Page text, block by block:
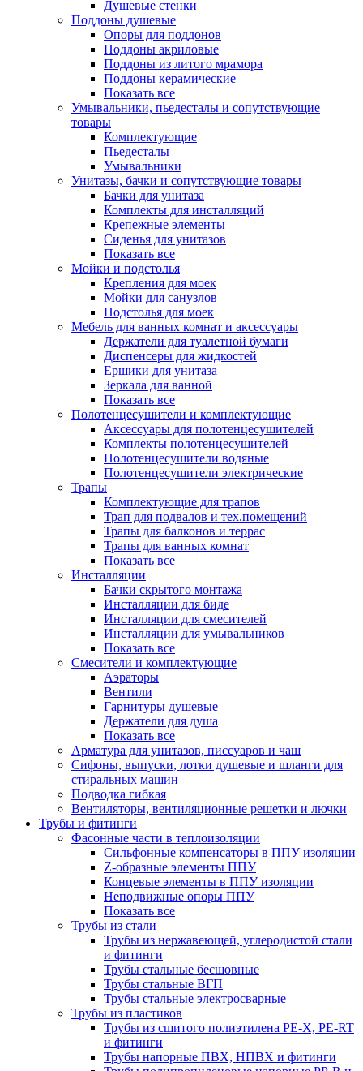
Душевые стенки
Поддоны душевые
Опоры для поддонов
Поддоны акриловые
Поддоны из литого мрамора
Поддоны керамические
Показать все
Умывальники, пьедесталы и сопутствующие
товары
Комплектующие
Пьедесталы
Умывальники
Унитазы, бачки и сопутствующие товары
Бачки для унитаза
Комплекты для инсталляций
Крепежные элементы
Сиденья для унитазов
Показать все
Мойки и подстолья
Крепления для моек
Мойки для санузлов
Подстолья для моек
Мебель для ванных комнат и аксессуары
Держатели для туалетной бумаги
Диспенсеры для жидкостей
Ершики для унитаза
Зеркала для ванной
Показать все
Полотенцесушители и комплектующие
Аксессуары для полотенцесушителей
Комплекты полотенцесушителей
Полотенцесушители водяные
Полотенцесушители электрические
Трапы
Комплектующие для трапов
Трап для подвалов и тех.помещений
Трапы для балконов и террас
Трапы для ванных комнат
Показать все
Инсталляции
Бачки скрытого монтажа
Инсталляции для биде
Инсталляции для смесителей
Инсталляции для умывальников
Показать все
Смесители и комплектующие
Аэраторы
Вентили
Гарнитуры душевые
Держатели для душа
Показать все
Арматура для унитазов, писсуаров и чаш
Сифоны, выпуски, лотки душевые и шланги для
стиральных машин
Подводка гибкая
Вентиляторы, вентиляционные решетки и лючки
Трубы и фитинги
Фасонные части в теплоизоляции
Cильфонные компенсаторы в ППУ изоляции
Z-образные элементы ППУ
Концевые элементы в ППУ изоляции
Неподвижные опоры ППУ
Показать все
Трубы из стали
Трубы из нержавеющей, углеродистой стали
и фитинги
Трубы стальные бесшовные
Трубы стальные ВГП
Трубы стальные электросварные
Трубы из пластиков
Трубы из сшитого полиэтилена PE-X, PE-RT
и фитинги
Трубы напорные ПВХ, НПВХ и фитинги